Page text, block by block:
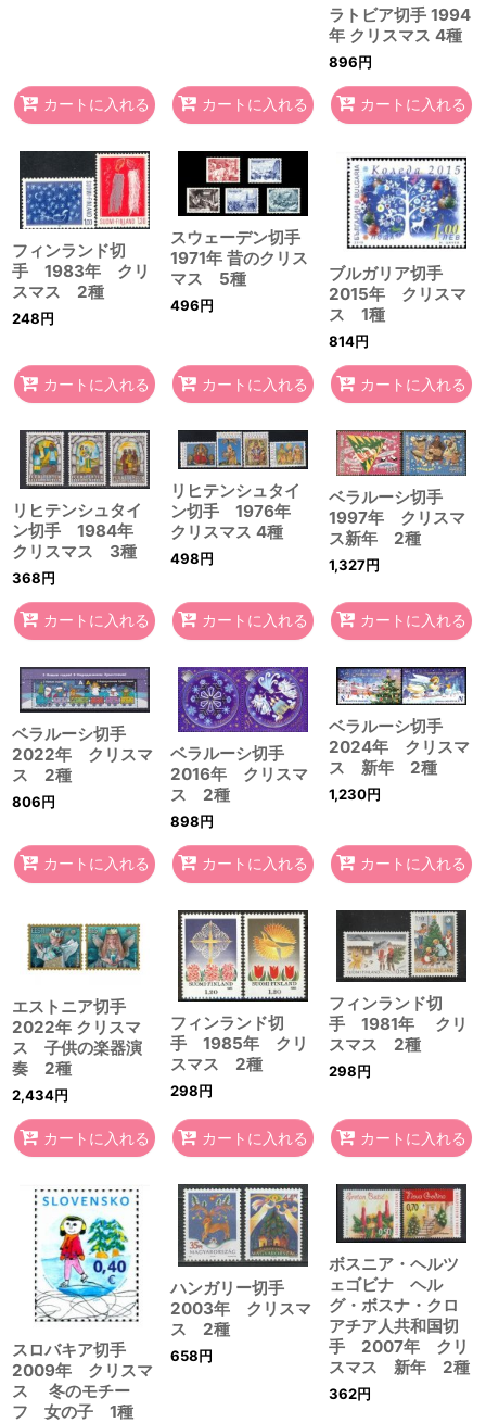
カートに入れる カートに入れる
ラトビア切手 1994
年 クリスマス 4種
896円
カートに入れる
フィンランド切
手 1983年 クリ
スマス 2種
248円
カートに入れる
スウェーデン切手
1971年 昔のクリス
マス 5種
496円
カートに入れる
ブルガリア切手
2015年 クリスマ
ス 1種
814円
カートに入れる
リヒテンシュタイ
ン切手 1984年
クリスマス 3種
368円
カートに入れる
リヒテンシュタイ
ン切手 1976年
クリスマス 4種
498円
カートに入れる
ベラルーシ切手
1997年 クリスマ
ス新年 2種
1,327円
カートに入れる
ベラルーシ切手
2022年 クリスマ
ス 2種
806円
カートに入れる
ベラルーシ切手
2016年 クリスマ
ス 2種
898円
カートに入れる
ベラルーシ切手
2024年 クリスマ
ス 新年 2種
1,230円
カートに入れる
エストニア切手
2022年 クリスマ
ス 子供の楽器演
奏 2種
2,434円
カートに入れる
フィンランド切
手 1985年 クリ
スマス 2種
298円
カートに入れる
フィンランド切
手 1981年 クリ
スマス 2種
298円
カートに入れる
スロバキア切手
2009年 クリスマ
ス 冬のモチー
フ 女の子 1種
ハンガリー切手
2003年 クリスマ
ス 2種
658円
ボスニア・ヘルツ
ェゴビナ ヘル
グ・ボスナ・クロ
アチア人共和国切
手 2007年 クリ
スマス 新年 2種
362円